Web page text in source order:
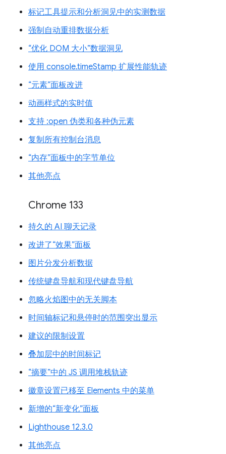
标记工具提示和分析洞见中的实测数据
强制自动重排数据分析
“优化 DOM 大小”数据洞见
使用 console.timeStamp 扩展性能轨迹
“元素”面板改进
动画样式的实时值
支持 :open 伪类和各种伪元素
复制所有控制台消息
“内存”面板中的字节单位
其他亮点
Chrome 133
持久的 AI 聊天记录
改进了“效果”面板
图片分发分析数据
传统键盘导航和现代键盘导航
忽略火焰图中的无关脚本
时间轴标记和悬停时的范围突出显示
建议的限制设置
叠加层中的时间标记
“摘要”中的 JS 调用堆栈轨迹
徽章设置已移至 Elements 中的菜单
新增的“新变化”面板
Lighthouse 12.3.0
其他亮点